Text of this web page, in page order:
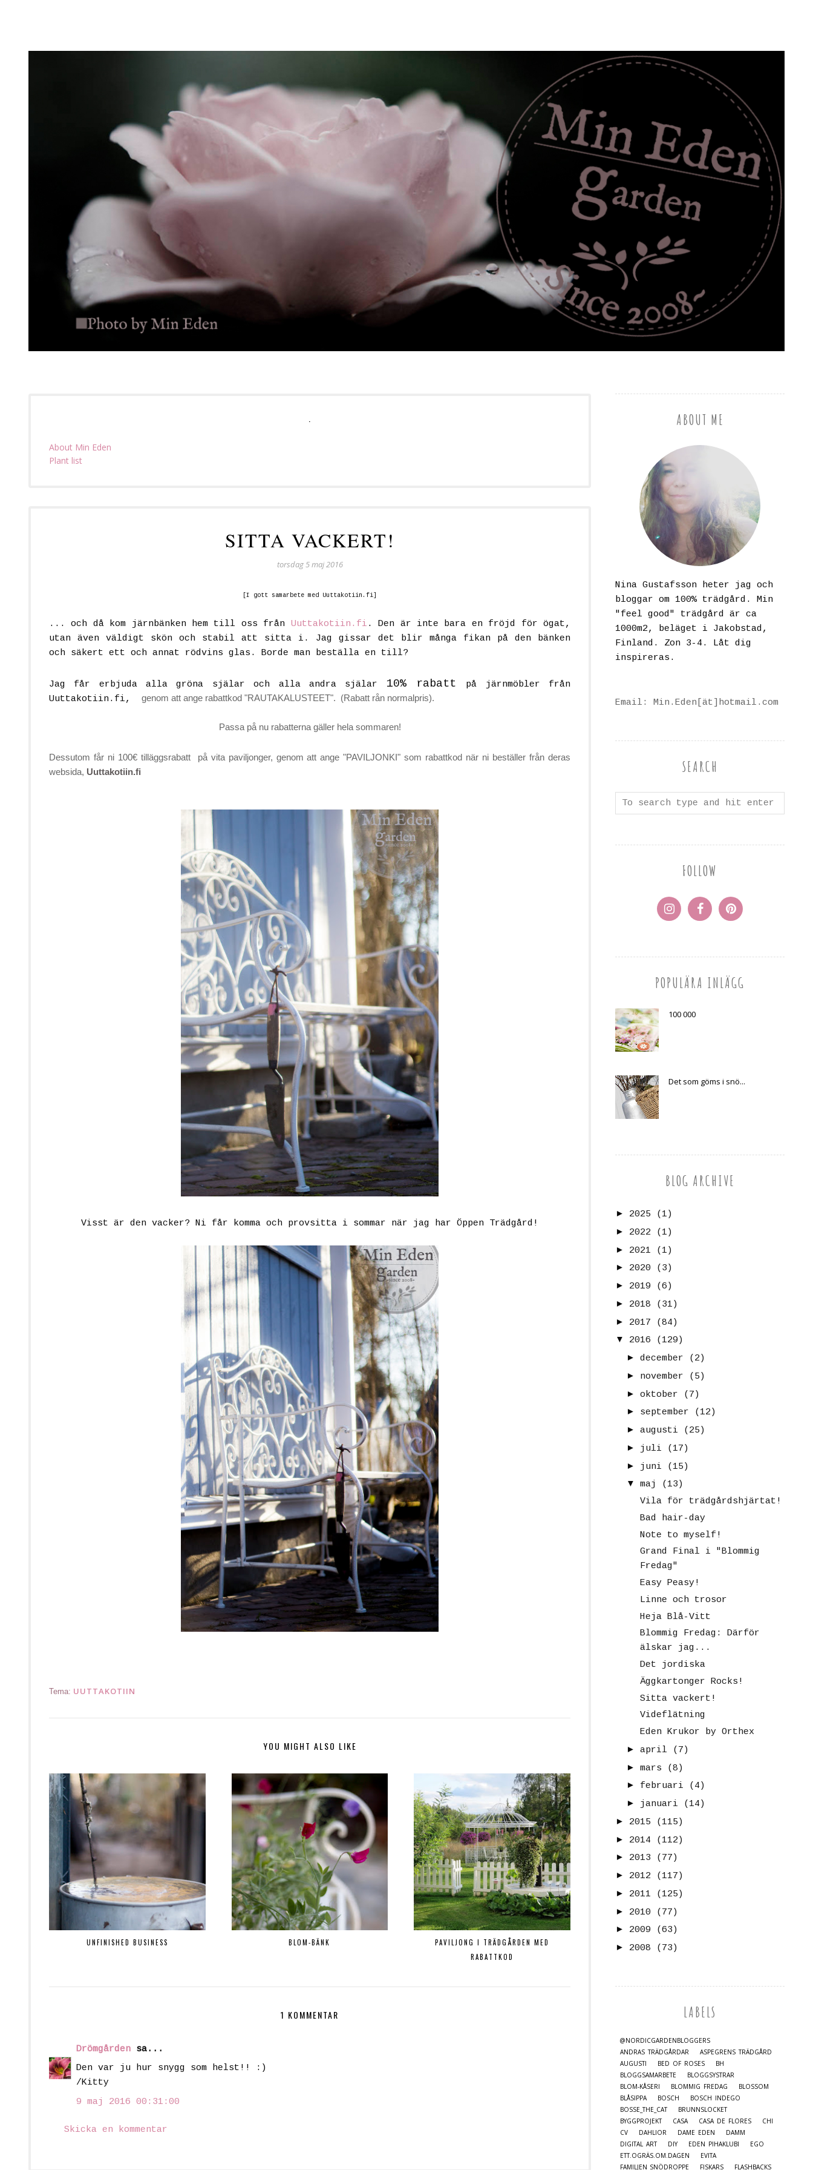
About Min Eden
Plant list
SITTA VACKERT!
torsdag 5 maj 2016
[I gott samarbete med Uuttakotiin.fi]
... och då kom järnbänken hem till oss från Uuttakotiin.fi . Den är inte bara en fröjd för ögat,
utan även väldigt skön och stabil att sitta i. Jag gissar det blir många fikan på den bänken
och säkert ett och annat rödvins glas. Borde man beställa en till?
Jag får erbjuda alla gröna själar och alla andra själar 10% rabatt
på järnmöbler från
Uuttakotiin.fi, genom att ange rabattkod "RAUTAKALUSTEET". (Rabatt rån normalpris).
Passa på nu rabatterna gäller hela sommaren!
Dessutom får ni 100€tilläggsrabatt på vita paviljonger, genom att ange "PAVILJONKI" som rabattkod när ni beställer från deras
websida, Uuttakotiin.fi
Visst är den vacker? Ni får komma och provsitta i sommar när jag har Öppen Trädgård!
Tema: UUTTAKOTIIN
YOU MIGHT ALSO LIKE
UNFINISHED BUSINESS BLOM-BÄNK
PAVILJONG I TRÄDGÅRDEN MED
RABATTKOD
1 KOMMENTAR
Drömgården sa...
Den var ju hur snygg som helst!! :)
/Kitty
9 maj 2016 00:31:00
Skicka en kommentar
ABOUT ME
Nina Gustafsson heter jag och
bloggar om 100% trädgård. Min
"feel good" trädgård är ca
1000m2, beläget i Jakobstad,
Finland. Zon 3-4. Låt dig
inspireras.
Email: Min.Eden[ät]hotmail.com
SEARCH
FOLLOW
POPULÄRA INLÄGG
100 000
Det som göms i snö...
BLOG ARCHIVE
► 2025
(1)
► 2022
(1)
► 2021
(1)
► 2020
(3)
► 2019
(6)
► 2018
(31)
► 2017
(84)
▼
2016
(129)
► december
(2)
► november
(5)
► oktober
(7)
► september
(12)
► augusti
(25)
► juli
(17)
► juni
(15)
▼
maj
(13)
Vila för trädgårdshjärtat!
Bad hair-day
Note to myself!
Grand Final i "Blommig
Fredag"
Easy Peasy!
Linne och trosor
Heja Blå-Vitt
Blommig Fredag: Därför
älskar jag...
Det jordiska
Äggkartonger Rocks!
Sitta vackert!
Videflätning
Eden Krukor by Orthex
► april
(7)
► mars
(8)
► februari
(4)
► januari
(14)
► 2015
(115)
► 2014
(112)
► 2013
(77)
► 2012
(117)
► 2011
(125)
► 2010
(77)
► 2009
(63)
► 2008 (73)
LABELS
@NORDICGARDENBLOGGERS
ANDRAS TRÄDGÅRDAR
ASPEGRENS TRÄDGÅRD
AUGUSTI
BED OF ROSES
BH
BLOGGSAMARBETE
BLOGGSYSTRAR
BLOM-KÅSERI
BLOMMIG FREDAG
BLOSSOM
BLÅSIPPA
BOSCH
BOSCH INDEGO
BOSSE_THE_CAT
BRUNNSLOCKET
BYGGPROJEKT
CASA CASA DE FLORES
CHI
CV
DAHLIOR DAME EDEN
DAMM
DIGITAL ART
DIY EDEN PIHAKLUBI
EGO
ETT.OGRÄS.OM.DAGEN
EVITA
FAMILJEN_SNÖDROPPE
FISKARS FLASHBACKS